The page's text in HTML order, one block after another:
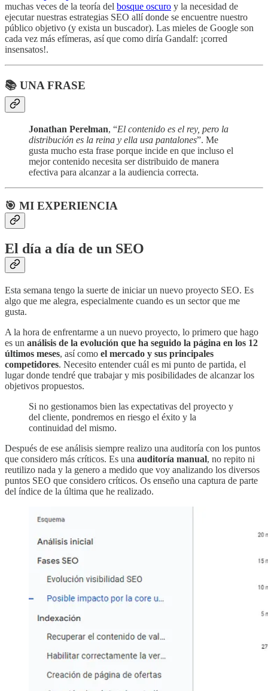
muchas veces de la teoría del bosque oscuro y la necesidad de
ejecutar nuestras estrategias SEO allí donde se encuentre nuestro
público objetivo (y exista un buscador). Las mieles de Google son
cada vez más efímeras, así que como diría Gandalf: ¡corred
insensatos!.
📚 UNA FRASE
Jonathan Perelman, “El contenido es el rey, pero la
distribución es la reina y ella usa pantalones”. Me
gusta mucho esta frase porque incide en que incluso el
mejor contenido necesita ser distribuido de manera
efectiva para alcanzar a la audiencia correcta.
🎯 MI EXPERIENCIA
El día a día de un SEO
Esta semana tengo la suerte de iniciar un nuevo proyecto SEO. Es
algo que me alegra, especialmente cuando es un sector que me
gusta.
A la hora de enfrentarme a un nuevo proyecto, lo primero que hago
es un análisis de la evolución que ha seguido la página en los 12
últimos meses, así como el mercado y sus principales
competidores. Necesito entender cuál es mi punto de partida, el
lugar donde tendré que trabajar y mis posibilidades de alcanzar los
objetivos propuestos.
Si no gestionamos bien las expectativas del proyecto y
del cliente, pondremos en riesgo el éxito y la
continuidad del mismo.
Después de ese análisis siempre realizo una auditoría con los puntos
que considero más críticos. Es una auditoría manual, no repito ni
reutilizo nada y la genero a medido que voy analizando los diversos
puntos SEO que considero críticos. Os enseño una captura de parte
del índice de la última que he realizado.